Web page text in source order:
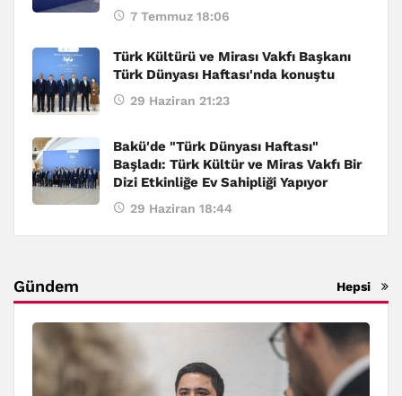
7 Temmuz 18:06
Türk Kültürü ve Mirası Vakfı Başkanı
Türk Dünyası Haftası'nda konuştu
29 Haziran 21:23
Bakü'de "Türk Dünyası Haftası"
Başladı: Türk Kültür ve Miras Vakfı Bir
Dizi Etkinliğe Ev Sahipliği Yapıyor
29 Haziran 18:44
Gündem Hepsi